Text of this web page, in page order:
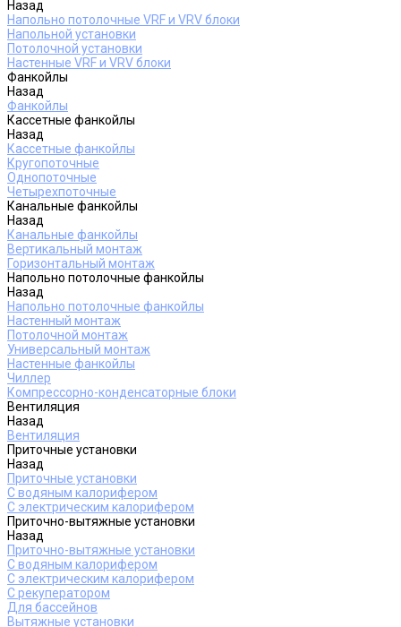
Назад
Напольно потолочные VRF и VRV блоки
Напольной установки
Потолочной установки
Настенные VRF и VRV блоки
Фанкойлы
Назад
Фанкойлы
Кассетные фанкойлы
Назад
Кассетные фанкойлы
Кругопоточные
Однопоточные
Четырехпоточные
Канальные фанкойлы
Назад
Канальные фанкойлы
Вертикальный монтаж
Горизонтальный монтаж
Напольно потолочные фанкойлы
Назад
Напольно потолочные фанкойлы
Настенный монтаж
Потолочной монтаж
Универсальный монтаж
Настенные фанкойлы
Чиллер
Компрессорно-конденсаторные блоки
Вентиляция
Назад
Вентиляция
Приточные установки
Назад
Приточные установки
С водяным калорифером
С электрическим калорифером
Приточно-вытяжные установки
Назад
Приточно-вытяжные установки
С водяным калорифером
С электрическим калорифером
С рекуператором
Для бассейнов
Вытяжные установки